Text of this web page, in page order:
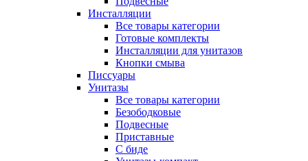
Инсталляции
Все товары категории
Готовые комплекты
Инсталляции для унитазов
Кнопки смыва
Писсуары
Унитазы
Все товары категории
Безободковые
Подвесные
Приставные
С биде